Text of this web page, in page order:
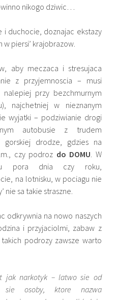
nikogo dziwic…
duchocie, doznajac ekstazy
piersi’ krajobrazow.
aby meczaca i stresujaca
z przyjemnoscia – musi
przy bezchmurnym
najchetniej w nieznanym
wyjatki – podziwianie drogi
autobusie z trudem
drodze, gdzies na
czy podroz do DOMU . W
pora dnia czy roku,
na lotnisku, w pociagu nie
nie sa takie straszne.
odkrywnia na nowo naszych
i przyjaciolmi, zabaw z
podrozy zawsze warto
jak narkotyk – latwo sie od
sie osoby, ktore nazwa